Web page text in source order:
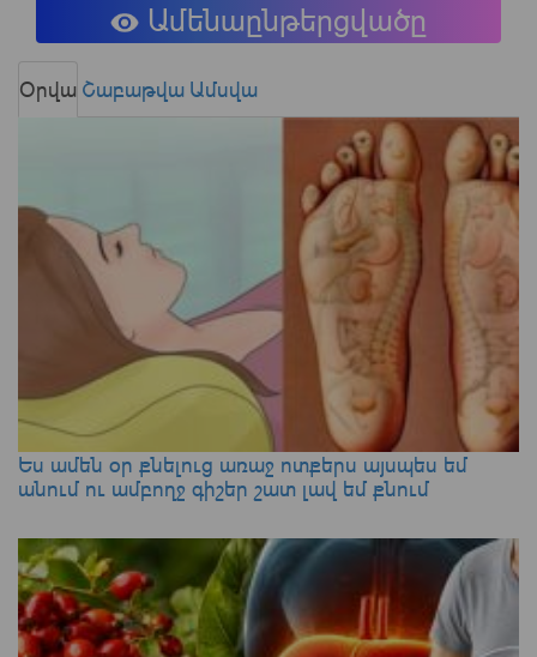
Ամենաընթերցվածը
Օրվա Շաբաթվա Ամսվա
Ես ամեն օր քնելուց առաջ ոտքերս այսպես եմ
անում ու ամբողջ գիշեր շատ լավ եմ քնում